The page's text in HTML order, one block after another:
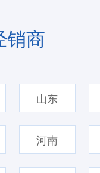
销商
山东
河南